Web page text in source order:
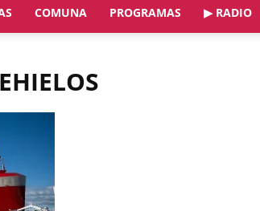
COMUNA PROGRAMAS ▶ RADIO